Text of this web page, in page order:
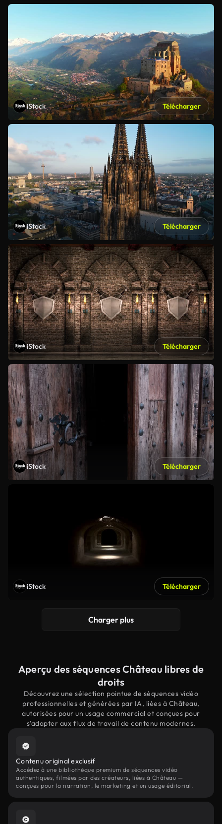
iStock Télécharger
iStock Télécharger
iStock Télécharger
iStock Télécharger
iStock Télécharger
Charger plus
Aperçu des séquences Château libres de
droits
Découvrez une sélection pointue de séquences vidéo
professionnelles et générées par IA, liées à Château,
autorisées pour un usage commercial et conçues pour
s'adapter aux flux de travail de contenu modernes.
Contenu original exclusif
Accédez à une bibliothèque premium de séquences vidéo
authentiques, filmées par des créateurs, liées à Château —
conçues pour la narration, le marketing et un usage éditorial.